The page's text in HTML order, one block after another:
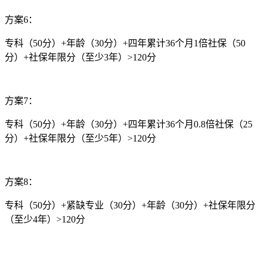
方案6：
专科（50分）+年龄（30分）+四年累计36个月1倍社保（50
分）+社保年限分（至少3年）>120分
方案7：
专科（50分）+年龄（30分）+四年累计36个月0.8倍社保（25
分）+社保年限分（至少5年）>120分
方案8：
专科（50分）+紧缺专业（30分）+年龄（30分）+社保年限分
（至少4年）>120分